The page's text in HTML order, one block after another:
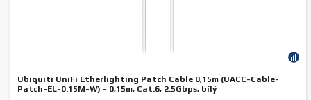
Ubiquiti UniFi Etherlighting Patch Cable 0,15m (UACC-Cable-
Patch-EL-0.15M-W) - 0,15m, Cat.6, 2.5Gbps, bílý